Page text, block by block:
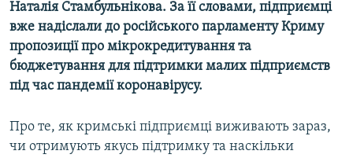
Наталія Стамбульнікова. За її словами, підприємці
вже надіслали до російського парламенту Криму
пропозиції про мікрокредитування та
бюджетування для підтримки малих підприємств
під час пандемії коронавірусу.
Про те, як кримські підприємці виживають зараз,
чи отримують якусь підтримку та наскільки